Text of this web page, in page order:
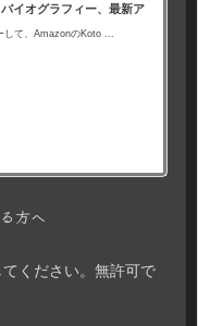
イオグラフィー、最新ア
して、AmazonのKoto ...
方へ
ください。無許可で